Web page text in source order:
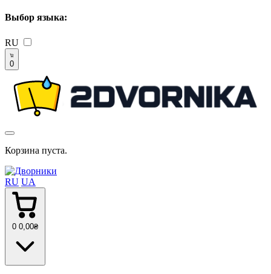
Выбор языка:
RU
0
Корзина пуста.
RU UA
0 0 ,00₴